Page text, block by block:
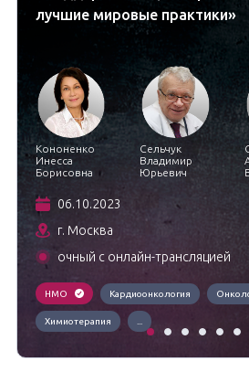
лучшие мировые практики»
Кононенко
Инесса
Борисовна
Сельчук
Владимир
Юрьевич
06.10.2023
г. Москва
очный с онлайн-трансляцией
НМО Кардиоонкология
Химиотерапия ...